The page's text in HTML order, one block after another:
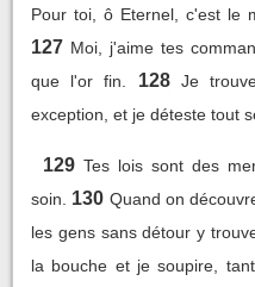
Pour toi, ô Eternel, c'est le
127 Moi, j'aime tes
que l'or fin.
128 Je
exception, et je déteste tout
129 Tes lois sont des
soin.
130 Quand on
les gens sans détour y
la bouche et je soupire,